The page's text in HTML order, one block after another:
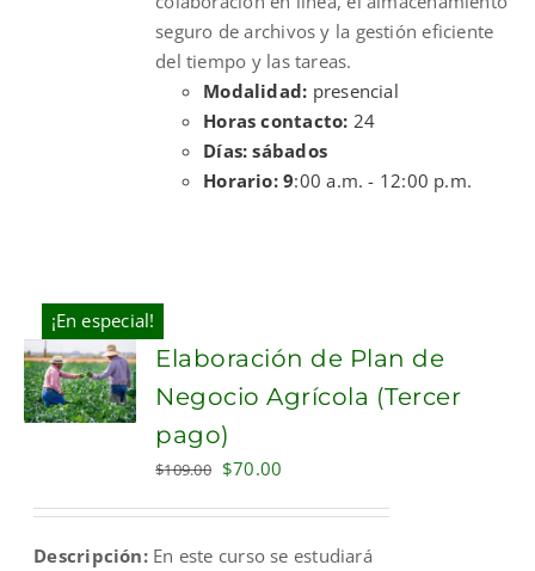
seguro de archivos y la gestión eficiente
del tiempo y las tareas.
Modalidad: presencial
Horas contacto: 24
Días: sábados
Horario: 9:00 a.m. - 12:00 p.m.
¡En especial!
ADD TO
CART
Elaboración de Plan de
Negocio Agrícola (Tercer
pago)
$109.00 Original
$109.00.
$70.00
$70.00.
Descripción:En este curso se estudiará